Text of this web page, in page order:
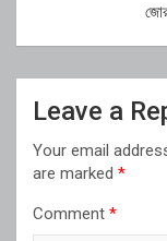
Leave a
Your email
are marked *
Comment *